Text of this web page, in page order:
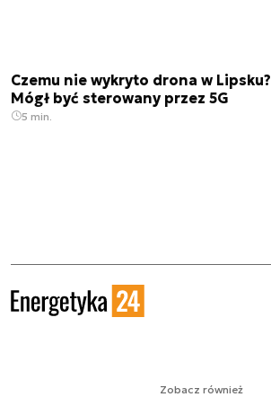
Czemu nie wykryto drona w Lipsku?
Mógł być sterowany przez 5G
5 min.
Zobacz również